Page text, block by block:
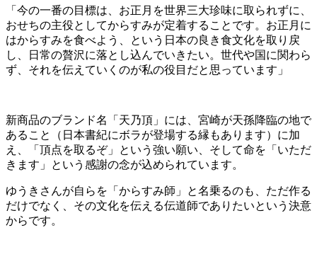
「今の一番の目標は、お正月を世界三大珍味に取られずに、
おせちの主役としてからすみが定着することです。お正月に
はからすみを食べよう、という日本の良き食文化を取り戻
し、日常の贅沢に落とし込んでいきたい。世代や国に関わら
ず、それを伝えていくのが私の役目だと思っています」
新商品のブランド名「天乃頂」には、宮崎が天孫降臨の地で
あること（日本書紀にボラが登場する縁もあります）に加
え、「頂点を取るぞ」という強い願い、そして命を「いただ
きます」という感謝の念が込められています。
ゆうきさんが自らを「からすみ師」と名乗るのも、ただ作る
だけでなく、その文化を伝える伝道師でありたいという決意
からです。